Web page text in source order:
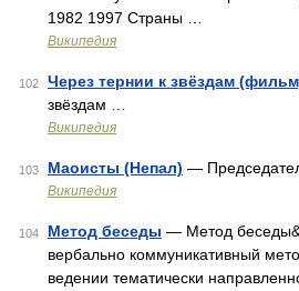
1982 1997 Страны …
Википедия
102 Через тернии к звёздам
звёздам …
Википедия
103 Маоисты (Непал) —
Википедия
104 Метод беседы — Метод
вербально коммуникативный
ведении тематически